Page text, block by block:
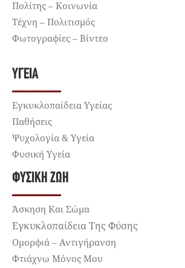
Πολίτης – Κοινωνία
Τέχνη – Πολιτισμός
Φωτογραφίες – Βίντεο
ΥΓΕΊΑ
Εγκυκλοπαίδεια Υγείας
Παθήσεις
Ψυχολογία & Υγεία
Φυσική Υγεία
ΦΥΣΙΚΉ ΖΩΉ
Άσκηση Και Σώμα
Εγκυκλοπαίδεια Της Φύσης
Ομορφιά – Αντιγήρανση
Φτιάχνω Μόνος Μου